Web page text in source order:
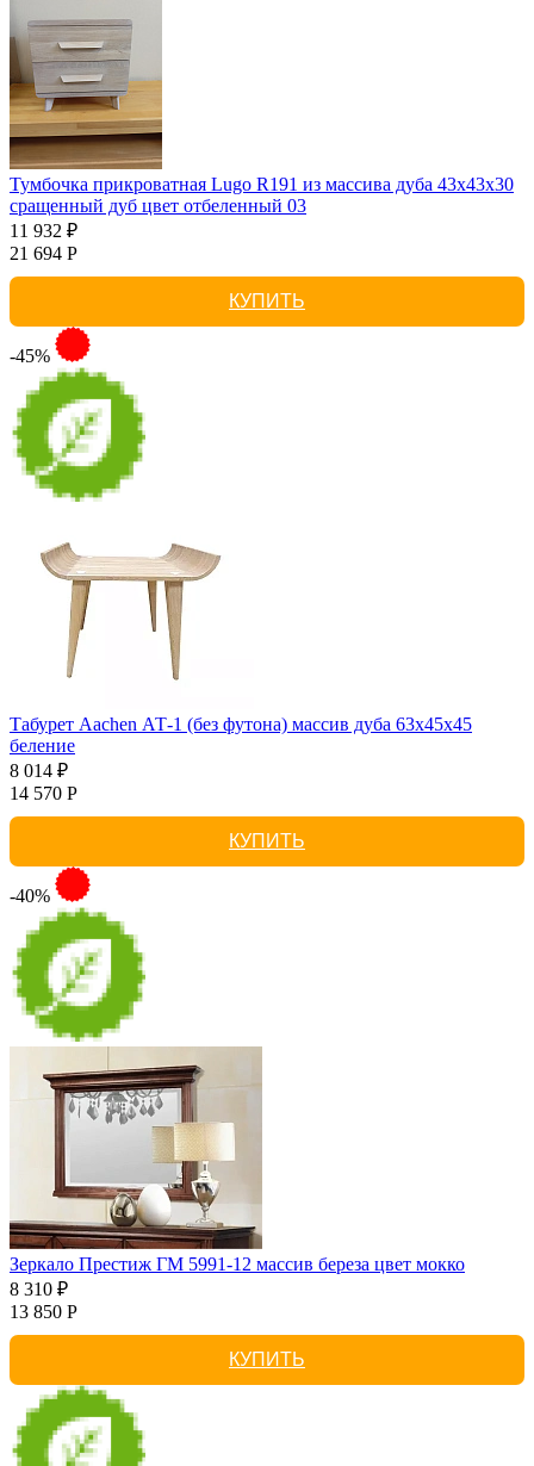
Тумбочка прикроватная Lugo R191 из массива дуба 43х43х30
сращенный дуб цвет отбеленный 03
11 932 ₽
21 694 Р
КУПИТЬ
-45%
Табурет Aachen АТ-1 (без футона) массив дуба 63х45х45
беление
8 014 ₽
14 570 Р
КУПИТЬ
-40%
Зеркало Престиж ГМ 5991-12 массив береза цвет мокко
8 310 ₽
13 850 Р
КУПИТЬ